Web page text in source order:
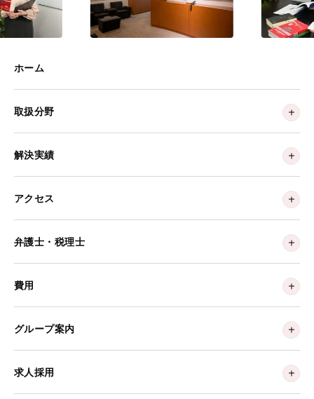
ホーム
取扱分野
解決実績
アクセス
弁護士・税理士
費用
グループ案内
求人採用